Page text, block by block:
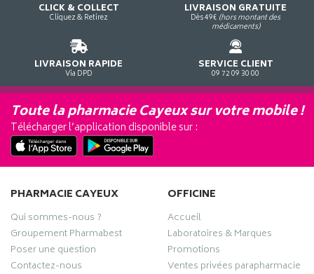
CLICK & COLLECT
Cliquez & Retirez
LIVRAISON GRATUITE
Dès 49€ (hors montant des
médicaments)
LIVRAISON RAPIDE
Via DPD
SERVICE CLIENT
09 72 09 30 00
Toute la pharmacie Cayeux sur votre mobile !
Télécharger l’application disponible sur :
PHARMACIE CAYEUX
Qui sommes-nous ?
Groupement Pharmabest
Poser une question
Contactez-nous
OFFICINE
Accueil
Laboratoires & Marques
Promotions
Ventes privées parapharmacie